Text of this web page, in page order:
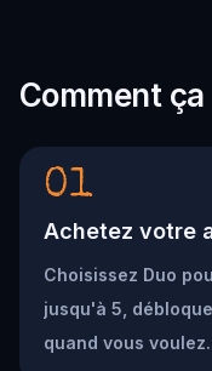
Comment
01
Achetez votre
Choisissez Duo
jusqu'à 5,
quand vous voulez.